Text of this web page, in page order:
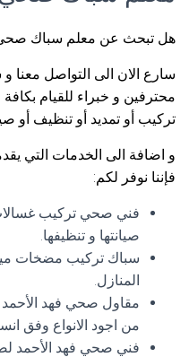
هل تبحث عن معلم سباك صحي
سارع الان الى التواصل معنا
محترفين و خبراء للقيام
تركيب أو تمديد أو تنظيف أو
و اضافة الى الخدمات التي
فإننا نوفر لكم:
فني صحي تركيب غسالات
صيانتها و تنظيفها.
سباك تركيب مضخات
المنازل.
مقاول صحي فهد الأحمد
من اجود الانواع وفق
فني صحي فهد الأحمد